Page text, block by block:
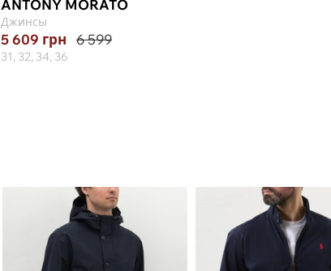
ANTONY MORATO
Джинсы
5 609 грн 6 599
31, 32, 34, 36